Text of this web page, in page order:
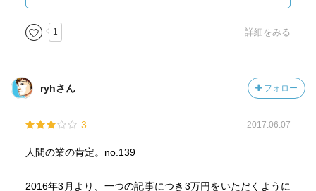
ある。会う人に対して覚悟を持って付き合う｡どういうリー
ダーならついていくのか。大切なのはとにかくやり続け続
けることだ。異論反論こそがリーダーを鍛える。
無い。見たこともないモノであり、誰もが予想がつかない
ものを求めている。マーケティングをしてもほとんど意味
サプライズとクエスチョンに答える｡どうなるではなくど
うするかだ。その意思が大切。
断られてからが仕事。何のために働いているかを常にかん
1 詳細をみる
ryhさん フォロー
3 2017.06.07
人間の業の肯定。no.139
2016年3月より、一つの記事につき3万円をいただくように